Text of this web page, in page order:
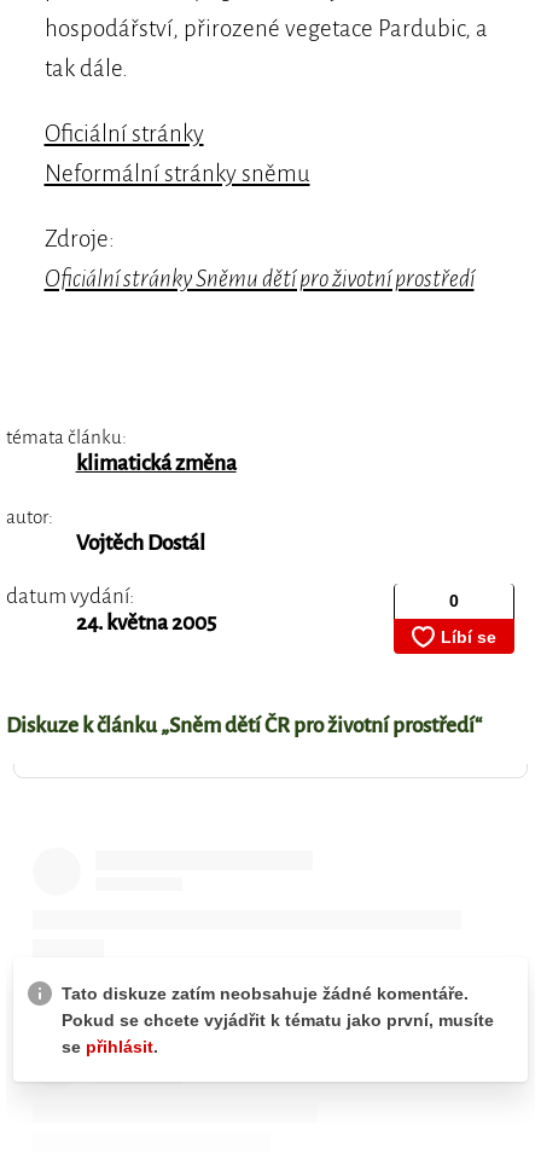
hospodářství, přirozené vegetace Pardubic, a
tak dále.
Oficiální stránky
Neformální stránky sněmu
Zdroje:
Oficiální stránky Sněmu dětí pro životní prostředí
témata článku:
klimatická změna
autor:
Vojtěch Dostál
datum vydání:
24. května 2005
Diskuze k článku „Sněm dětí ČR pro životní prostředí“